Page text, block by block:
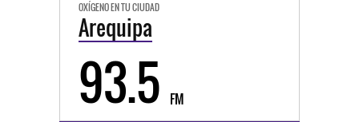
OXÍGENO EN TU CIUDAD
Arequipa
93.5 FM